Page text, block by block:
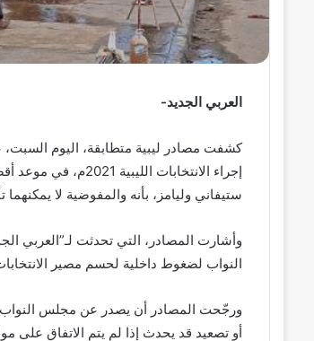
العربي الجديد-
كشفت مصادر ليبية متطابقة، اليوم السبت،
إجراء الانتخابات
ستيفاني وليامز، بأنه والمفوضية لا
وأشارت المصادر، التي تحدثت لـ”العربي
النواب لضغوط داخلية لحسم مصير
ورجّحت المصادر أن يصدر عن مجلس النواب